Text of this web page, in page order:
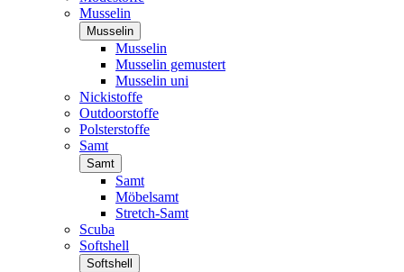
Musselin
Musselin
Musselin
Musselin gemustert
Musselin uni
Nickistoffe
Outdoorstoffe
Polsterstoffe
Samt
Samt
Samt
Möbelsamt
Stretch-Samt
Scuba
Softshell
Softshell